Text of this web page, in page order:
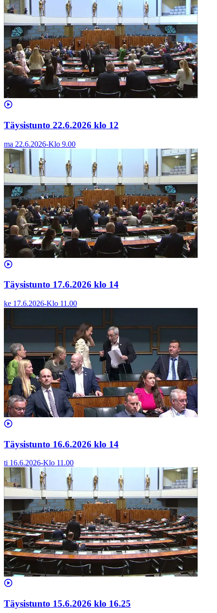
Täysistunto 22.6.2026 klo 12
ma 22.6.2026-Klo 9.00
Täysistunto 17.6.2026 klo 14
ke 17.6.2026-Klo 11.00
Täysistunto 16.6.2026 klo 14
ti 16.6.2026-Klo 11.00
Täysistunto 15.6.2026 klo 16.25